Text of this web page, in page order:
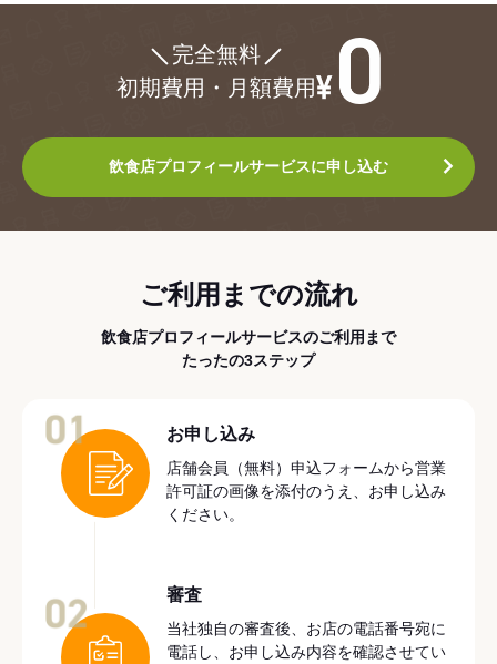
完全無料
初期費用・月額費用
飲食店プロフィールサービスに申し込む
ご利用までの流れ
飲食店プロフィールサービスのご利用まで
たったの3ステップ
お申し込み
店舗会員（無料）申込フォームから営業
許可証の画像を添付のうえ、お申し込み
ください。
審査
当社独自の審査後、お店の電話番号宛に
電話し、お申し込み内容を確認させてい